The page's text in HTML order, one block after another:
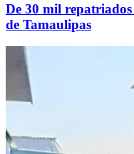
De 30 mil
de Tamaulipas